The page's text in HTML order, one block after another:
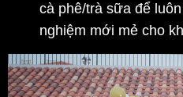
cà phê/trà sữa để
nghiệm mới mẻ cho